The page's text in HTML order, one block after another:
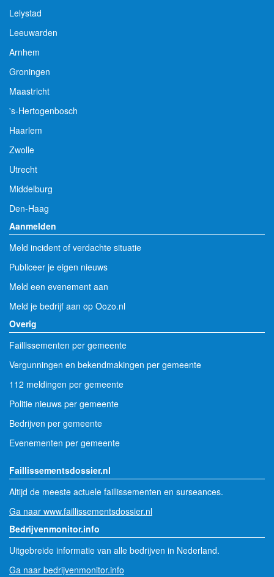
Lelystad
Leeuwarden
Arnhem
Groningen
Maastricht
's-Hertogenbosch
Haarlem
Zwolle
Utrecht
Middelburg
Den-Haag
Aanmelden
Meld incident of verdachte situatie
Publiceer je eigen nieuws
Meld een evenement aan
Meld je bedrijf aan op Oozo.nl
Overig
Faillissementen per gemeente
Vergunningen en bekendmakingen per gemeente
112 meldingen per gemeente
Politie nieuws per gemeente
Bedrijven per gemeente
Evenementen per gemeente
Faillissementsdossier.nl
Altijd de meeste actuele faillissementen en surseances.
Ga naar www.faillissementsdossier.nl
Bedrijvenmonitor.info
Uitgebreide informatie van alle bedrijven in Nederland.
Ga naar bedrijvenmonitor.info